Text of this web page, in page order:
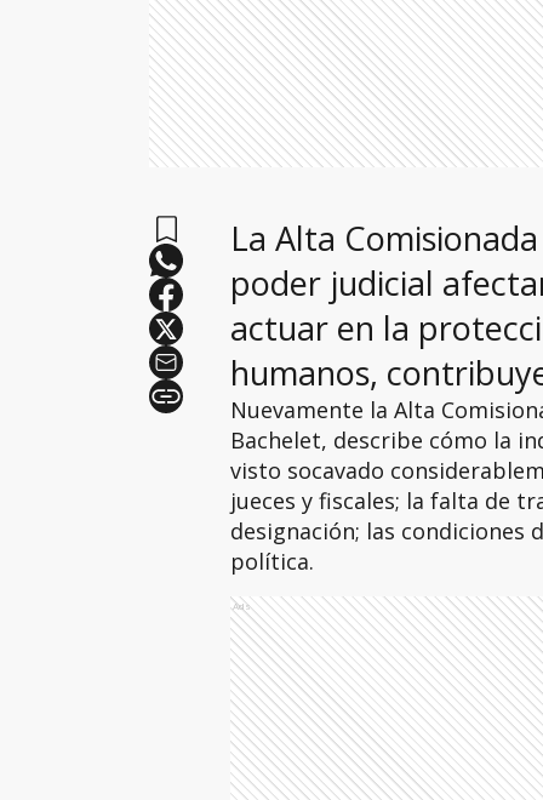
La Alta
poder judicial
actuar en la
humanos,
Nuevamente la Alta
Bachelet, describe cómo la
visto socavado
jueces y fiscales; la falta de
designación; las
política.
Ads